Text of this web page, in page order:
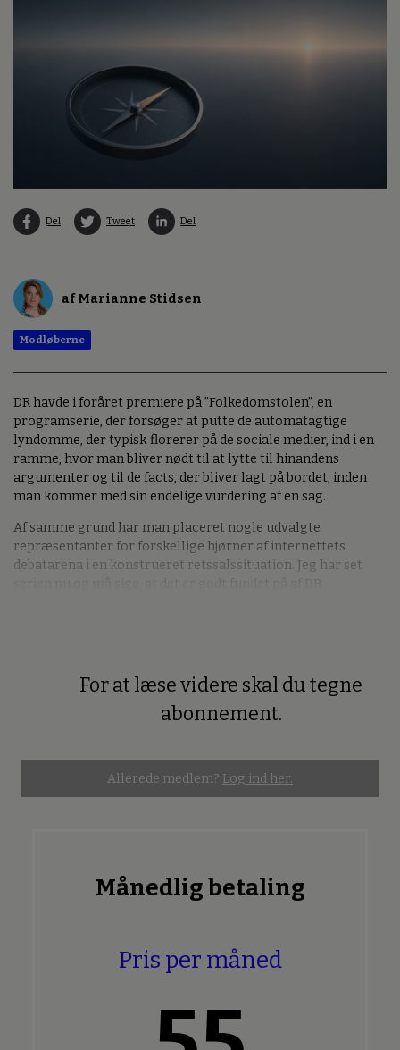
Del Tweet Del
af Marianne Stidsen
Modløberne
DR havde i foråret premiere på ”Folkedomstolen”, en
programserie, der forsøger at putte de automatagtige
lyndomme, der typisk florerer på de sociale medier, ind i en
ramme, hvor man bliver nødt til at lytte til hinandens
argumenter og til de facts, der bliver lagt på bordet, inden
man kommer med sin endelige vurdering af en sag.
Af samme grund har man placeret nogle udvalgte
repræsentanter for forskellige hjørner af internettets
debatarena i en konstrueret retssalssituation. Jeg har set
For at læse videre skal du tegne
abonnement.
Allerede medlem? Log ind her.
Månedlig betaling
Pris per måned